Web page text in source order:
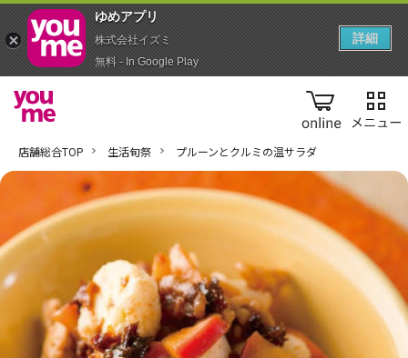
online
店舗総合TOP 生活旬祭 プルーンとクルミの温サラダ
ゆめアプ‪リ‬
株式会社イズミ
無料 - In Google Play
詳細